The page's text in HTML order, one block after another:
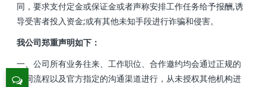
同，要求支付定金或保证金或者声称安排工作任务给予报酬,诱
导受害者投入资金;或有其他未知手段进行诈骗和侵害。
我公司郑重声明如下：
一、公司所有业务往来、工作职位、合作邀约均会通过正规的
合同流程以及官方指定的沟通渠道进行，从未授权其他机构进